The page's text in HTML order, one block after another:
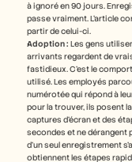
à ignoré en 90 jours.
passe vraiment. L'article
partir de celui-ci.
Adoption : Les gens
arrivants regardent de
fastidieux. C'est le
utilisé. Les employés
numérotée qui répond à
pour la trouver, ils posent
captures d'écran et des
secondes et ne dérangent
d'un seul enregistrement
obtiennent les étapes